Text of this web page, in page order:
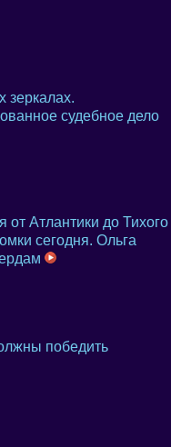
зеркалах.
судебное дело
от Атлантики до Тихого
сегодня. Ольга
победить